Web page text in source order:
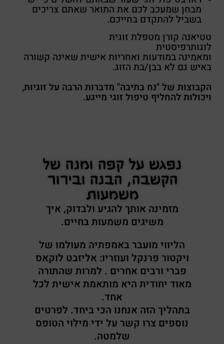
מבחן שמעכב לכם את התואר שאתם צריכים
בשביל להתקדם בחייכם.
טטיאנה קורן מטפלת זוגית
לוגותרפיסטית
ומאמינה במודעות ואחריות אישית שאינה קשורה
באיש גם לא בבן/בת הזוג.
הקבוצות של "נח בתיבה" מדברות הרבה על זוגיות,
ויכולות להחליף טיפול זוגי מייגע.
נפגש על קפה ומנה של
הקשבה, הבנה ובירור
משמעות
מזמינה אותך להגיע ולבדוק, איך
משיגים משמעות בחיים.
הליווי מועבר באמפתיה מעולמו של
ויקטור פרנקל ועוזריו: אליזבט לוקאס
פברי ורבים אחרים . למרות שהתורה
מאוד יחודית היא מותאמת אישית לכל
אחד.
בתהליך הזה אנחנו הכי ביחד. לפרטים
נוספים צרו קשר על ידי מילוי הטופס
שלמטה.